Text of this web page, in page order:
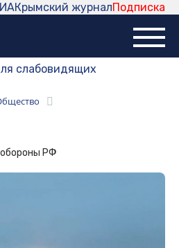
Подписка
Крымский журнал
слабовидящих
РФ